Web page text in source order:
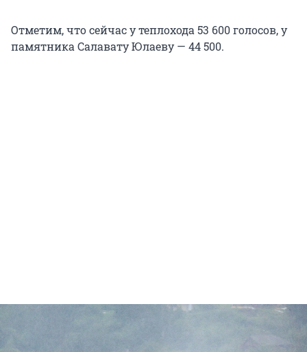
Отметим, что сейчас у теплохода 53 600 голосов, у
памятника Салавату Юлаеву — 44 500.